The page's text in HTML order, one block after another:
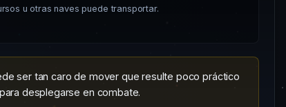
u otras naves puede transportar.
ser tan caro de mover que resulte poco práctico
desplegarse en combate.